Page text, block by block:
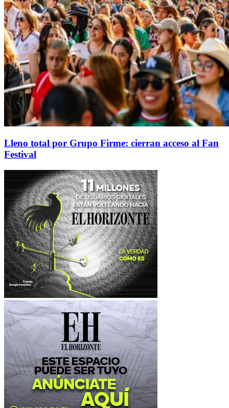
Lleno total por Grupo Firme: cierran acceso al Fan
Festival